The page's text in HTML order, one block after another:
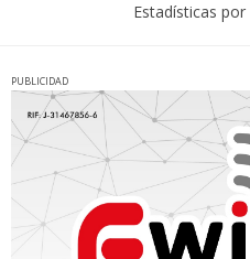
Estadísticas por
PUBLICIDAD